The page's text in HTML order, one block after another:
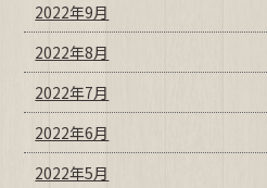
2022年9月
2022年8月
2022年7月
2022年6月
2022年5月